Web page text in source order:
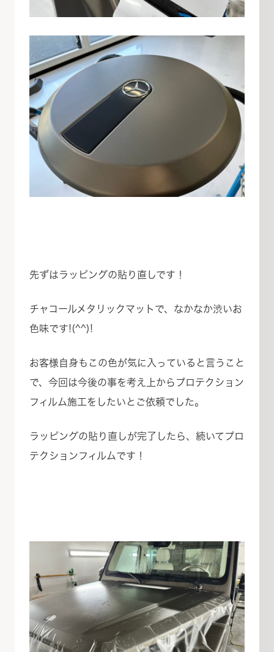
先ずはラッピングの貼り直しです！
チャコールメタリックマットで、なかなか渋いお
色味です!(^^)!
お客様自身もこの色が気に入っていると言うこと
で、今回は今後の事を考え上からプロテクション
フィルム施工をしたいとご依頼でした。
ラッピングの貼り直しが完了したら、続いてプロ
テクションフィルムです！